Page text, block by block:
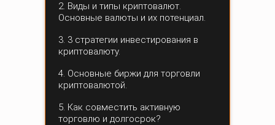
2. Виды и типы криптовалют.
Основные валюты и их потенциал.
4. Основные биржи для торговли
криптовалютой.
3. 3 стратегии инвестирования в
криптовалюту.
5. Как совместить активную
торговлю и долгосрок?